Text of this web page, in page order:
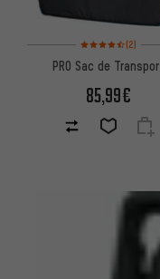
Note moyenne :
(2)
PRO Sac de
85,99€